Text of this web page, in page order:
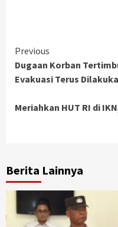
Continue
Reading
Previous
Dugaan Korban
Evakuasi Terus
Meriahkan HUT RI di
Berita Lainnya